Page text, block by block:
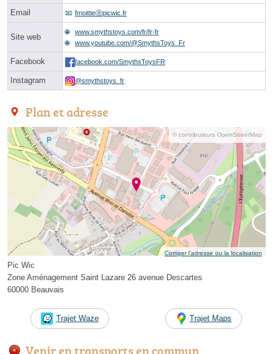
Email fmoittieⓐpicwic.fr
Site web
www.smythstoys.com/fr/fr-fr
www.youtube.com/@SmythsToys_Fr
Facebook facebook.com/SmythsToysFR
Instagram @smythstoys_fr
Plan et adresse
© contributeurs OpenStreetMap
Corriger l’adresse ou la localisation
Pic Wic
Zone Aménagement Saint Lazare 26 avenue Descartes
60000 Beauvais
Trajet Waze Trajet Maps
Venir en transports en commun